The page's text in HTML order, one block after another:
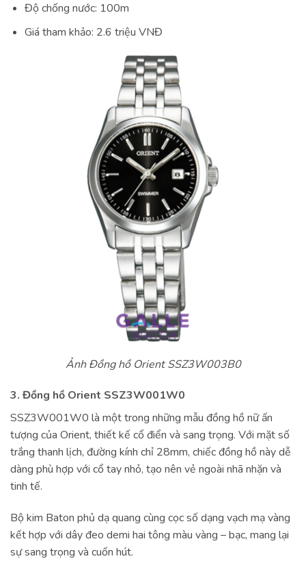
Độ chống nước: 100m
Giá tham khảo: 2.6 triệu VNĐ
Ảnh Đồng hồ Orient SSZ3W003B0
3. Đồng hồ Orient SSZ3W001W0
SSZ3W001W0 là một trong những mẫu đồng hồ nữ ấn
tượng của Orient, thiết kế cổ điển và sang trọng. Với mặt số
trắng thanh lịch, đường kính chỉ 28mm, chiếc đồng hồ này dễ
dàng phù hợp với cổ tay nhỏ, tạo nên vẻ ngoài nhã nhặn và
tinh tế.
Bộ kim Baton phủ dạ quang cùng cọc số dạng vạch mạ vàng
kết hợp với dây đeo demi hai tông màu vàng – bạc, mang lại
sự sang trọng và cuốn hút.